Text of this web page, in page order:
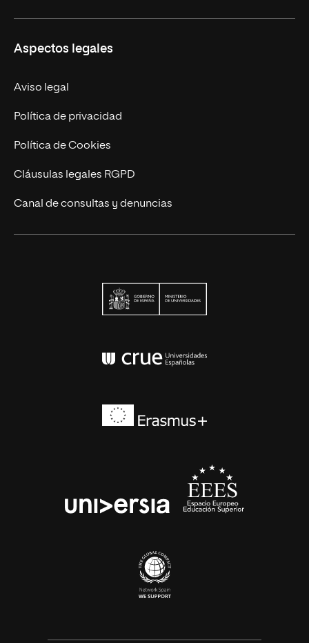
Educación Continuada
Trabaja en UNIR
Actualidad
Contacto
Aspectos legales
Aviso legal
Política de privacidad
Política de Cookies
Cláusulas legales RGPD
Canal de consultas y denuncias
Conferencia de
universia